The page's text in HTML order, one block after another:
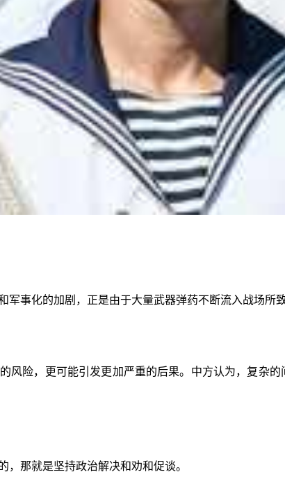
军事化的加剧，正是由于大量武器弹药不断流入战场所致
风险，更可能引发更加严重的后果。中方认为，复杂
，那就是坚持政治解决和劝和促谈。